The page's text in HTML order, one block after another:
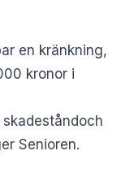
en kränkning,
kronor i
Senioren.